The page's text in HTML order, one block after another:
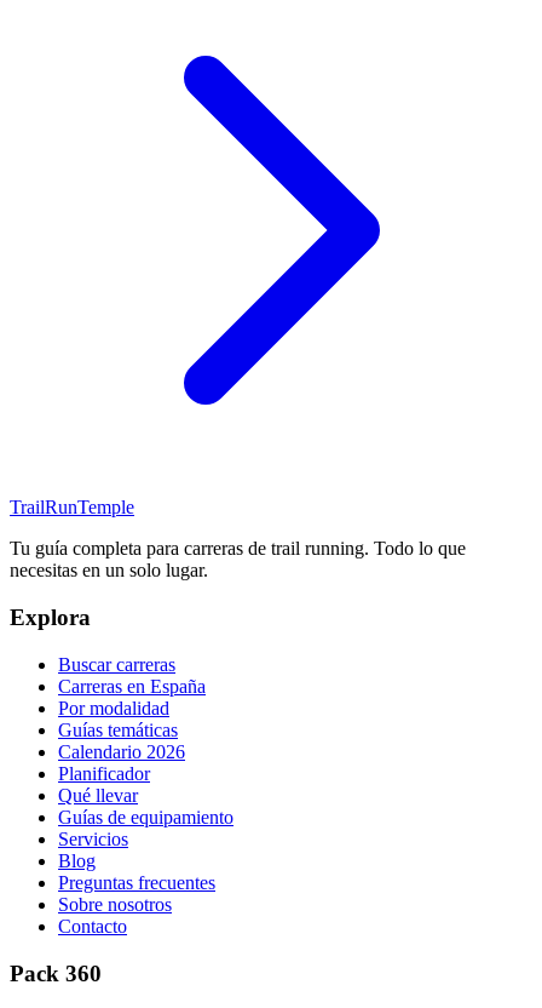
TrailRunTemple
Tu guía completa para carreras de trail running. Todo lo que
necesitas en un solo lugar.
Explora
Buscar carreras
Carreras en España
Por modalidad
Guías temáticas
Calendario 2026
Planificador
Qué llevar
Guías de equipamiento
Servicios
Blog
Preguntas frecuentes
Sobre nosotros
Contacto
Pack 360